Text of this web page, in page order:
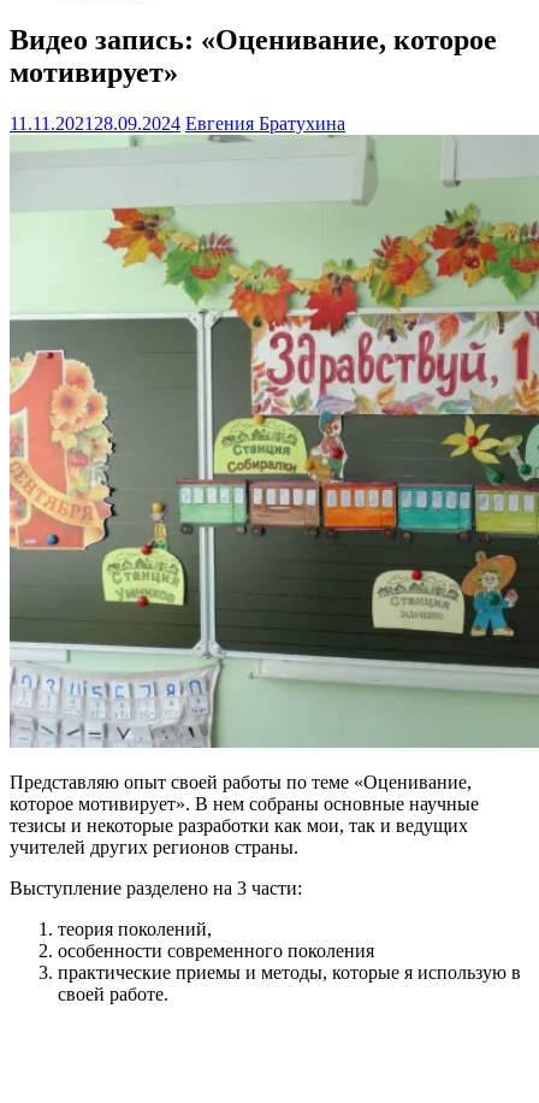
Видео запись: «Оценивание, которое
мотивирует»
11.11.2021 28.09.2024 Евгения Братухина
Представляю опыт своей работы по теме «Оценивание,
которое мотивирует». В нем собраны основные научные
тезисы и некоторые разработки как мои, так и ведущих
учителей других регионов страны.
Выступление разделено на 3 части:
теория поколений,
особенности современного поколения
практические приемы и методы, которые я использую в
своей работе.